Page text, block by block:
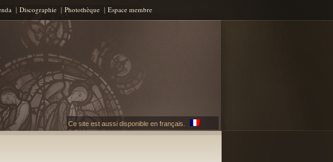
Discographie Photothèque Espace membre
Ce site est aussi disponible en français.